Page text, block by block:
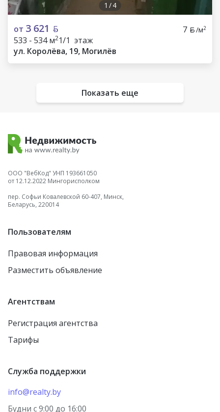
1 /4
от 3 621 7 /м2
533 - 534 м21/1 этаж
ул. Королёва, 19, Могилёв
Показать еще
ООО "ВебКод" УНП 193661050
от 12.12.2022 Мингорисполком
пер. Софьи Ковалевской 60-407, Минск,
Беларусь, 220014
Пользователям
Правовая информация
Разместить объявление
Агентствам
Регистрация агентства
Тарифы
Служба поддержки
info@realty.by
Будни с 9:00 до 16:00